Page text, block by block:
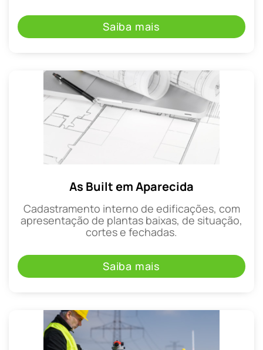
Saiba mais
As Built em Aparecida
Cadastramento interno de edificações, com
apresentação de plantas baixas, de situação,
cortes e fechadas.
Saiba mais